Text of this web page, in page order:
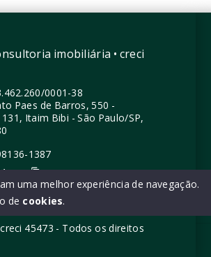
imobiliária • creci
0001-38
Paes de Barros, 550 -
Itaim Bibi - São Paulo/SP,
1387
45473 - Todos os direitos
uma melhor experiência de navegação.
de cookies.